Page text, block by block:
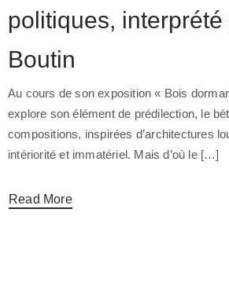
politiques,
Boutin
Au cours de son exposition « Bois
explore son élément de prédilection, le
compositions, inspirées d’architectures
intériorité et immatériel. Mais d’où le […]
Read More